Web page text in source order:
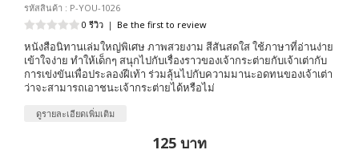
รหัสสินค้า : P-YOU-1026
0 รีวิว | Be the first to review
หนังสือนิทานเล่มใหญ่พิเศษ ภาพสวยงาม สีสันสดใส ใช้ภาษาที่อ่านง่าย
เข้าใจง่าย ทำให้เด็กๆ สนุกไปกับเรื่องราวของเจ้ากระต่ายกับเจ้าเต่ากับ
การเข่งขันเพื่อประลองฝีเท้า ร่วมลุ้นไปกับความมานะอดทนของเจ้าเต่า
ว่าจะสามารถเอาชนะเจ้ากระต่ายได้หรือไม่
ดูรายละเอียดเพิ่มเติม
125 บาท